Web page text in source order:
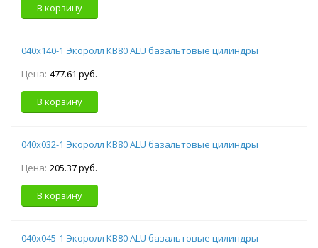
В корзину
040х140-1 Экоролл КВ80 ALU базальтовые цилиндры
Цена: 477.61 руб.
В корзину
040х032-1 Экоролл КВ80 ALU базальтовые цилиндры
Цена: 205.37 руб.
В корзину
040х045-1 Экоролл КВ80 ALU базальтовые цилиндры